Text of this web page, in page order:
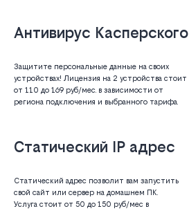
Антивирус Касперского
Защитите персональные данные на своих
устройствах! Лицензия на 2 устройства стоит
от 110 до 169 руб/мес. в зависимости от
региона подключения и выбранного тарифа.
Статический IP адрес
Статический адрес позволит вам запустить
свой сайт или сервер на домашнем ПК.
Услуга стоит от 50 до 150 руб/мес в